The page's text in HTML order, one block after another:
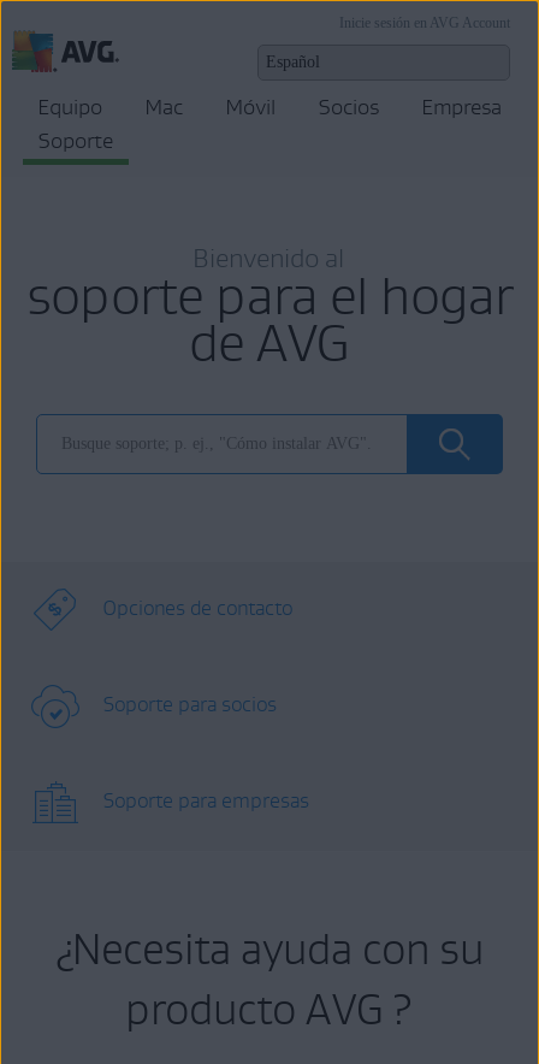
Inicie sesión en AVG Account
Equipo Mac Móvil Socios
Empresa
Soporte
Bienvenido al
soporte para el hogar
de AVG
Opciones de contacto
Soporte para socios
Soporte para empresas
¿Necesita ayuda con su
producto AVG ?